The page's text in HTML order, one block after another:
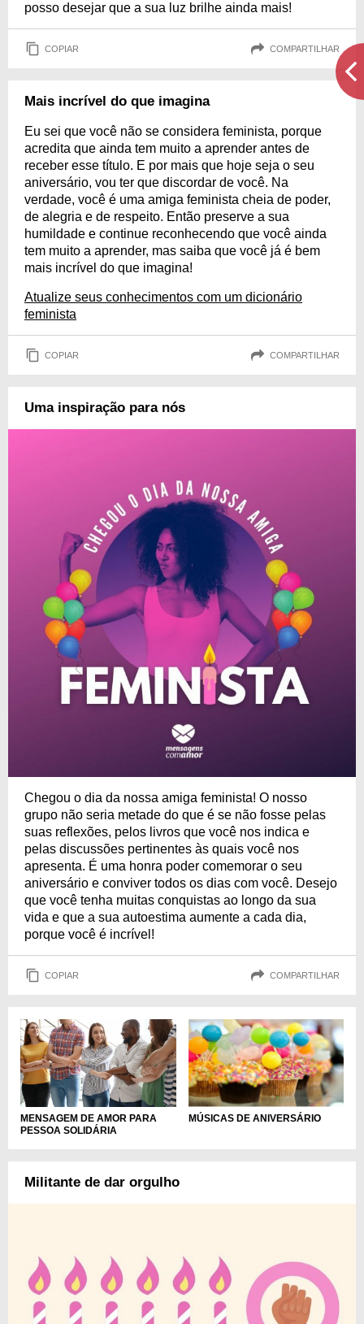
posso desejar que a sua luz brilhe ainda mais!
COPIAR COMPARTILHAR
Mais incrível do que imagina
Eu sei que você não se considera feminista, porque
acredita que ainda tem muito a aprender antes de
receber esse título. E por mais que hoje seja o seu
aniversário, vou ter que discordar de você. Na
verdade, você é uma amiga feminista cheia de poder,
de alegria e de respeito. Então preserve a sua
humildade e continue reconhecendo que você ainda
tem muito a aprender, mas saiba que você já é bem
mais incrível do que imagina!
Atualize seus conhecimentos com um dicionário
feminista
COPIAR COMPARTILHAR
Uma inspiração para nós
Chegou o dia da nossa amiga feminista! O nosso
grupo não seria metade do que é se não fosse pelas
suas reflexões, pelos livros que você nos indica e
pelas discussões pertinentes às quais você nos
apresenta. É uma honra poder comemorar o seu
aniversário e conviver todos os dias com você. Desejo
que você tenha muitas conquistas ao longo da sua
vida e que a sua autoestima aumente a cada dia,
porque você é incrível!
COPIAR COMPARTILHAR
MENSAGEM DE AMOR PARA
PESSOA SOLIDÁRIA
MÚSICAS DE ANIVERSÁRIO
Militante de dar orgulho